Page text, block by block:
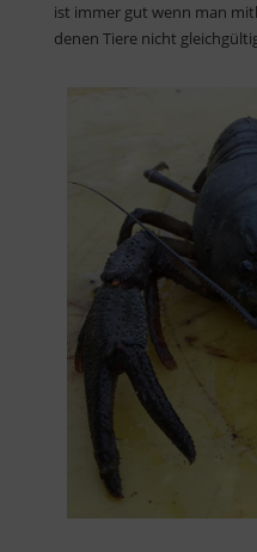
ist immer gut wenn man
denen Tiere nicht